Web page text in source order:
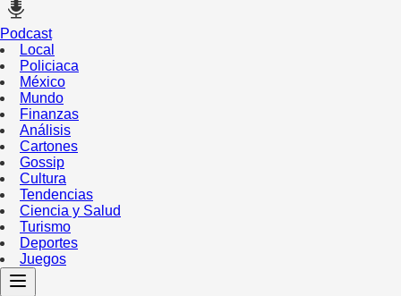
Podcast
Local
Policiaca
México
Mundo
Finanzas
Análisis
Cartones
Gossip
Cultura
Tendencias
Ciencia y Salud
Turismo
Deportes
Juegos